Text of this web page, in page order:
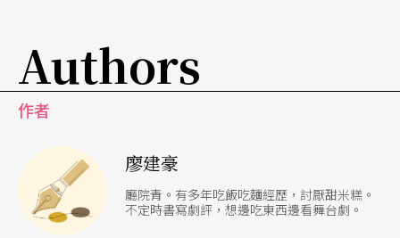
語的觀眾在歌曲演唱環節，僅能憑藉拼湊零星的線
索去想像歌曲的歷史與文化意義，這對台灣觀眾來
說是個遺憾，對一齣試圖翻轉上流階級觀點的作品
the Home Fires Burning〉時戲謔地回道了「大家
都熟稔殖民者的語言」，在劇作尾聲也透過一次演
Authors
作者
廖建豪
廳院青。有多年吃飯吃麵經歷，討厭甜米糕。
不定時書寫劇評，想邊吃東西邊看舞台劇。